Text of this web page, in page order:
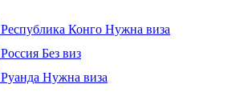
Республика Конго Нужна виза
Россия Без виз
Руанда Нужна виза